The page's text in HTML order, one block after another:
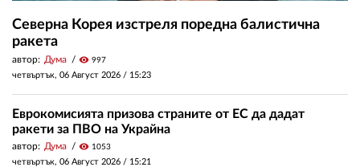
Северна Корея изстреля поредна балистична
ракета
автор: Дума visibility 997
четвъртък, 06 Август 2026 / 15:23
Еврокомисията призова страните от ЕС да дадат
ракети за ПВО на Украйна
автор: Дума visibility 1053
четвъртък, 06 Август 2026 / 15:21